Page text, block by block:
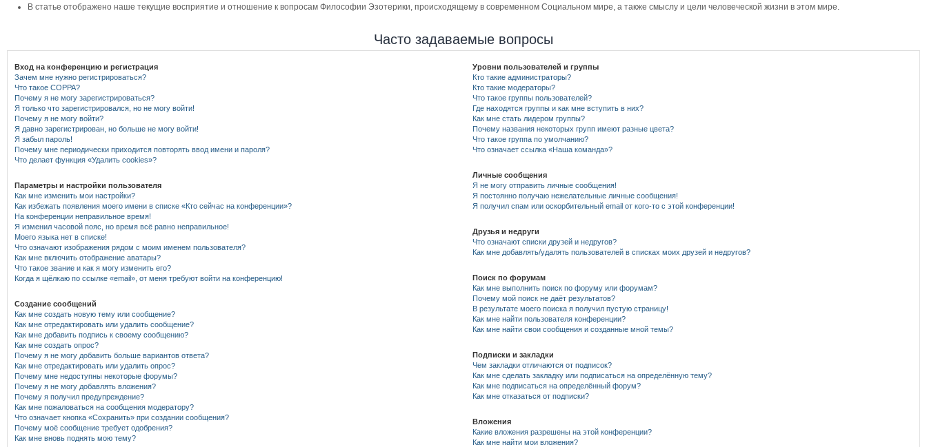
В статье отображено наше текущие восприятие и отношение к вопросам Философии Эзотерики, происходящему в современном Социальном мире, а также смыслу и цели человеческой жизни в этом мире.
Часто задаваемые вопросы
Вход на конференцию и регистрация
Зачем мне нужно регистрироваться?
Что такое COPPA?
Почему я не могу зарегистрироваться?
Я только что зарегистрировался, но не могу войти!
Почему я не могу войти?
Я давно зарегистрирован, но больше не могу войти!
Я забыл пароль!
Почему мне периодически приходится повторять ввод имени и пароля?
Что делает функция «Удалить cookies»?
Параметры и настройки пользователя
Как мне изменить мои настройки?
Как избежать появления моего имени в списке «Кто сейчас на конференции»?
На конференции неправильное время!
Я изменил часовой пояс, но время всё равно неправильное!
Моего языка нет в списке!
Что означают изображения рядом с моим именем пользователя?
Как мне включить отображение аватары?
Что такое звание и как я могу изменить его?
Когда я щёлкаю по ссылке «email», от меня требуют войти на конференцию!
Создание сообщений
Как мне создать новую тему или сообщение?
Как мне отредактировать или удалить сообщение?
Как мне добавить подпись к своему сообщению?
Как мне создать опрос?
Почему я не могу добавить больше вариантов ответа?
Как мне отредактировать или удалить опрос?
Почему мне недоступны некоторые форумы?
Почему я не могу добавлять вложения?
Почему я получил предупреждение?
Как мне пожаловаться на сообщения модератору?
Что означает кнопка «Сохранить» при создании сообщения?
Почему моё сообщение требует одобрения?
Как мне вновь поднять мою тему?
Уровни пользователей и группы
Кто такие администраторы?
Кто такие модераторы?
Что такое группы пользователей?
Где находятся группы и как мне вступить в них?
Как мне стать лидером группы?
Почему названия некоторых групп имеют разные цвета?
Что такое группа по умолчанию?
Что означает ссылка «Наша команда»?
Личные сообщения
Я не могу отправить личные сообщения!
Я постоянно получаю нежелательные личные сообщения!
Я получил спам или оскорбительный email от кого-то с этой конференции!
Друзья и недруги
Что означают списки друзей и недругов?
Как мне добавлять/удалять пользователей в списках моих друзей и недругов?
Поиск по форумам
Как мне выполнить поиск по форуму или форумам?
Почему мой поиск не даёт результатов?
В результате моего поиска я получил пустую страницу!
Как мне найти пользователя конференции?
Как мне найти свои сообщения и созданные мной темы?
Подписки и закладки
Чем закладки отличаются от подписок?
Как мне сделать закладку или подписаться на определённую тему?
Как мне подписаться на определённый форум?
Как мне отказаться от подписки?
Вложения
Какие вложения разрешены на этой конференции?
Как мне найти мои вложения?